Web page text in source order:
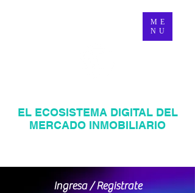
ME
NU
Ingresa / Registrate
EL ECOSISTEMA DIGITAL DEL
MERCADO INMOBILIARIO